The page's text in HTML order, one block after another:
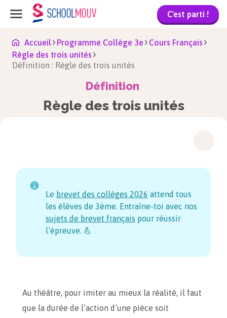
C'est parti !
Accueil Programme Collège 3e
Cours Français
Règle des trois unités
Définition : Règle des trois unités
Définition
Règle des trois unités
Le brevet des collèges 2026 attend tous
les élèves de 3ème. Entraîne-toi avec nos
sujets de brevet français pour réussir
l’épreuve. 💪
Au théâtre, pour imiter au mieux la réalité, il faut
que la durée de l’action d’une pièce soit